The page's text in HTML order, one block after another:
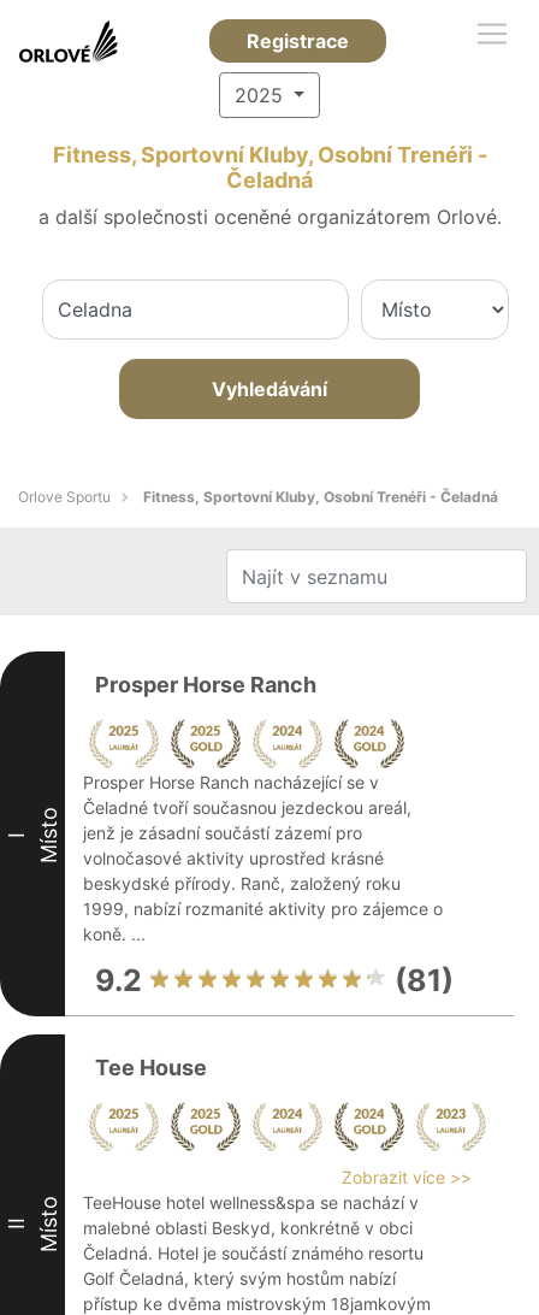
Registrace
2025
Fitness, Sportovní Kluby, Osobní Trenéři -
Čeladná
a další společnosti oceněné organizátorem Orlové.
Vyhledávání
Orlove Sportu Fitness, Sportovní Kluby, Osobní Trenéři - Čeladná
I Místo
Prosper Horse Ranch
Prosper Horse Ranch nacházející se v
Čeladné tvoří současnou jezdeckou areál,
jenž je zásadní součástí zázemí pro
volnočasové aktivity uprostřed krásné
beskydské přírody. Ranč, založený roku
1999, nabízí rozmanité aktivity pro zájemce o
koně. ...
9.2 (81)
II Místo
Tee House
Zobrazit více >>
TeeHouse hotel wellness&spa se nachází v
malebné oblasti Beskyd, konkrétně v obci
Čeladná. Hotel je součástí známého resortu
Golf Čeladná, který svým hostům nabízí
přístup ke dvěma mistrovským 18jamkovým